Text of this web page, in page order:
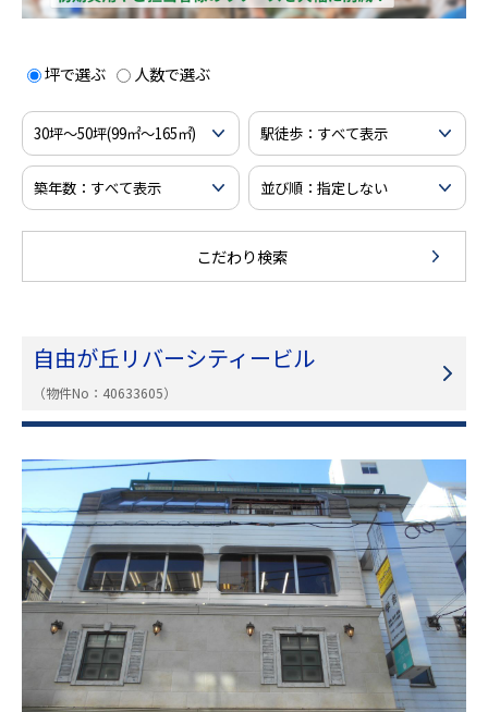
坪で選ぶ 人数で選ぶ
こだわり検索
自由が丘リバーシティービル
（物件No：40633605）